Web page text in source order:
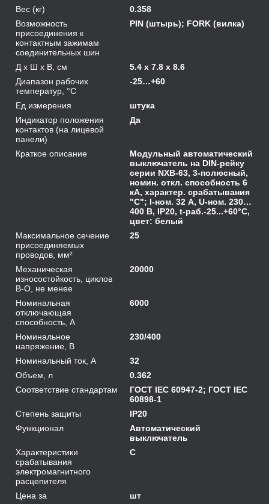
Вес (кг)
0.358
Возможность
присоединения к
контактным зажимам
соединительных шин
PIN (штырь); FORK (вилка)
Д х Ш х В, см
5.4 x 7.8 x 8.6
Диапазон рабочих
температур, °С
-25…+60
Ед.измерения
штука
Индикатор положения
контактов (на лицевой
панели)
Да
Краткое описание
Модульный автоматический
выключатель на DIN-рейку
серии NXB-63, 3-полюсный,
номин. откл. способность 6
кА, характер. срабатывания
"C"; I-ном. 32 А, U-ном. 230…
400 В, IP20, t-раб.-25...+60°C,
цвет: белый
Максимальное сечение
присоединяемых
проводов, мм²
25
Механическая
износостойкость, циклов
В-О, не менее
20000
Номинальная
отключающая
способность, А
6000
Номинальное
напряжение, В
230/400
Номинальный ток, А
32
Объем, л
0.362
Соответствие стандартам
ГОСТ IEC 60947-2; ГОСТ IEC
60898-1
Степень защиты
IP20
Функционал
Автоматический
выключатель
Характеристики
срабатывания
электромагнитного
расцепителя
C
Цена за
шт